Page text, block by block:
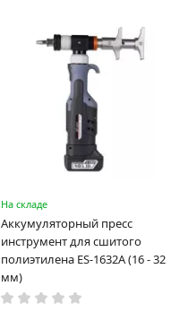
На складе
Аккумуляторный пресс
инструмент для сшитого
полиэтилена ES-1632A (16 - 32
мм)